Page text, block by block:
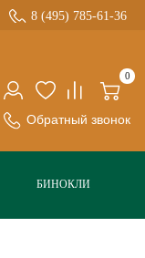
0
Обратный звонок
8 (495) 785-61-36
БИНОКЛИ